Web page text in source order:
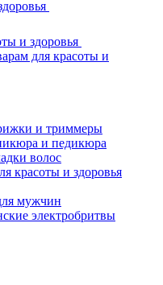
и здоровья
для красоты и
и триммеры
и педикюра
волос
красоты и здоровья
мужчин
электробритвы